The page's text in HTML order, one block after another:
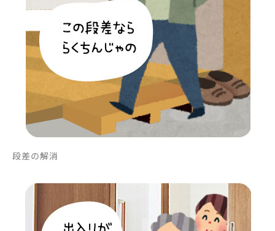
段差の解消